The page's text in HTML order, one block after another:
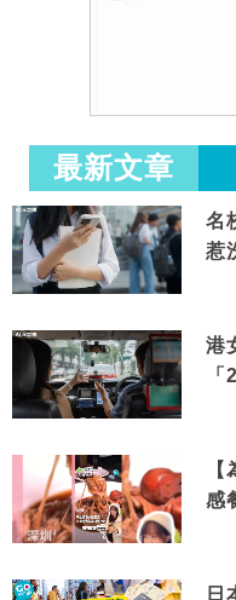
最新文章
名
惹
港
感
日